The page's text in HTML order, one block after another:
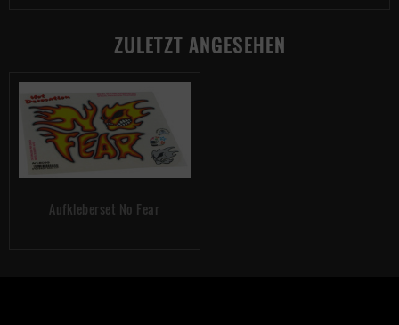
ZULETZT ANGESEHEN
Aufkleberset No Fear